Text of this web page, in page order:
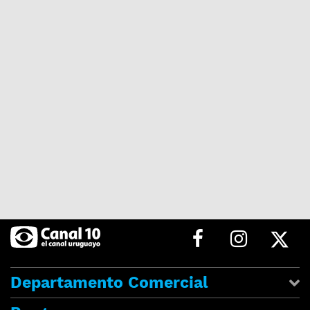
Departamento Comercial